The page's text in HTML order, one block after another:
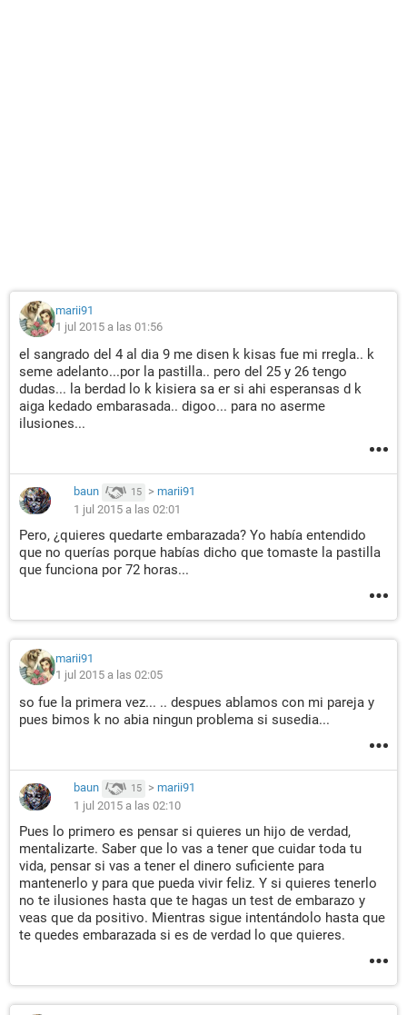
marii91
1 jul 2015 a las 01:56
el sangrado del 4 al dia 9 me disen k kisas fue mi rregla.. k
seme adelanto...por la pastilla.. pero del 25 y 26 tengo
dudas... la berdad lo k kisiera sa er si ahi esperansas d k
aiga kedado embarasada.. digoo... para no aserme
ilusiones...
baun 15 > marii91
1 jul 2015 a las 02:01
Pero, ¿quieres quedarte embarazada? Yo había entendido
que no querías porque habías dicho que tomaste la pastilla
que funciona por 72 horas...
marii91
1 jul 2015 a las 02:05
so fue la primera vez... .. despues ablamos con mi pareja y
pues bimos k no abia ningun problema si susedia...
baun 15 > marii91
1 jul 2015 a las 02:10
Pues lo primero es pensar si quieres un hijo de verdad,
mentalizarte. Saber que lo vas a tener que cuidar toda tu
vida, pensar si vas a tener el dinero suficiente para
mantenerlo y para que pueda vivir feliz. Y si quieres tenerlo
no te ilusiones hasta que te hagas un test de embarazo y
veas que da positivo. Mientras sigue intentándolo hasta que
te quedes embarazada si es de verdad lo que quieres.